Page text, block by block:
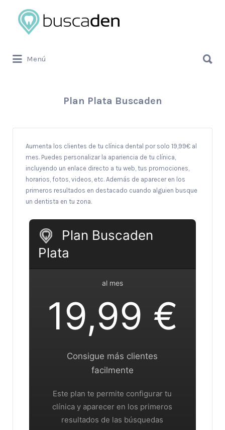
Buscar
por:
Menú
por:
Plan Plata Buscaden
Aumenta los clientes de tu clínica dental por solo 19,99€ al
mes. Puedes personalizar la apariencia de tu clínica,
incluyendo un enlace directo a tu web, tus promociones,
horarios, fotos, videos, etc. Además de aparecer en los
primeros resultados en destacado cuando alguien busque
un dentista en tu zona.
Plan Buscaden
Plata
al mes
19,99 €
Consigue más clientes
facilmente
Este plan te permite configurar tu
clínica y aparecer en los primeros
resultados de las búsquedas